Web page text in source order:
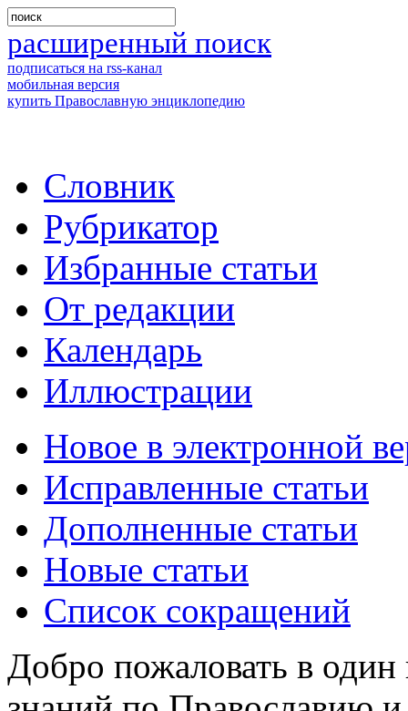
расширенный поиск
подписаться на rss-канал
мобильная версия
купить Православную энциклопедию
Словник
Рубрикатор
Избранные статьи
От редакции
Календарь
Иллюстрации
Новое в электронной
Исправленные статьи
Дополненные статьи
Новые статьи
Список сокращений
Добро пожаловать в